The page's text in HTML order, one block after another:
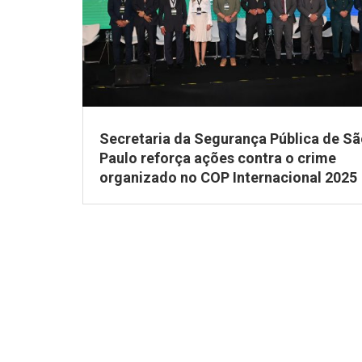
Secretaria da Segurança Pública de
Paulo reforça ações contra o crime
organizado no COP Internacional 2025